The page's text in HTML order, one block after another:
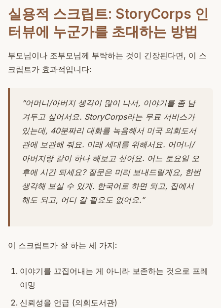
실용적 스크립트: StoryCorps 인
터뷰에 누군가를 초대하는 방법
부모님이나 조부모님께 부탁하는 것이 긴장된다면, 이 스
크립트가 효과적입니다:
“어머니/아버지 생각이 많이 나서, 이야기를 좀 남
겨두고 싶어서요. StoryCorps라는 무료 서비스가
있는데, 40분짜리 대화를 녹음해서 미국 의회도서
관에 보관해 줘요. 미래 세대를 위해서요. 어머니/
아버지랑 같이 하나 해보고 싶어요. 어느 토요일 오
후에 시간 되세요? 질문은 미리 보내드릴게요, 한번
생각해 보실 수 있게. 한국어로 하면 되고, 집에서
해도 되고, 어디 갈 필요도 없어요.”
이 스크립트가 잘 하는 세 가지:
이야기를 끄집어내는 게 아니라 보존하는 것으로 프레
이밍
신뢰성을 언급 (의회도서관)